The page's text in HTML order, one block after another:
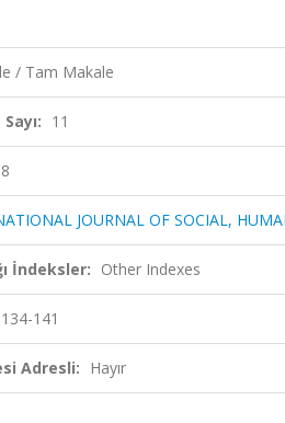
/ Tam Makale
Sayı: 11
JOURNAL OF SOCIAL,
İndeksler: Other Indexes
141
Adresli: Hayır